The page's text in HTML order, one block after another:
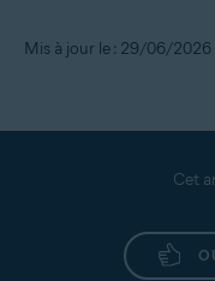
Mis à jour le : 29/06/2026
Cet